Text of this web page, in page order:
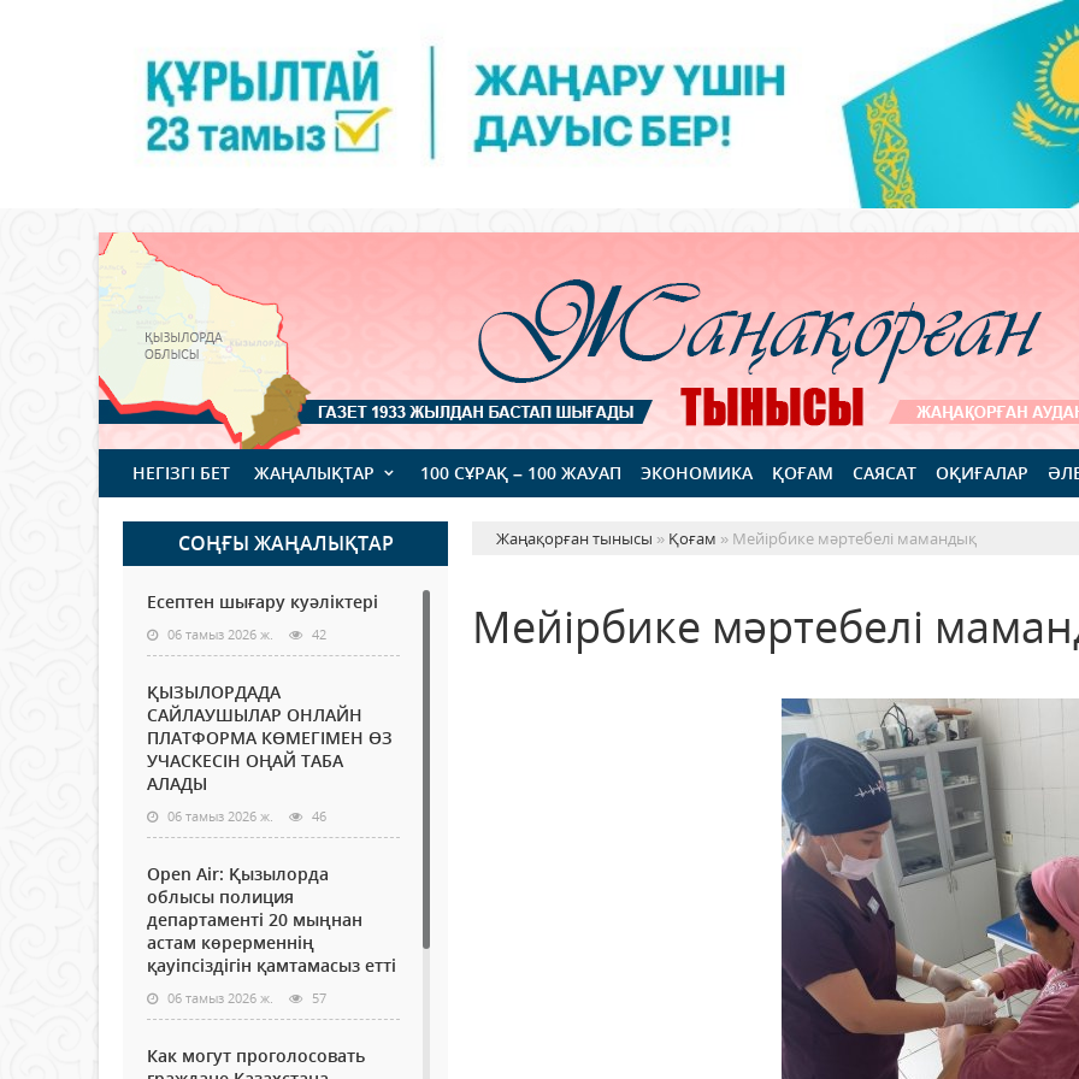
НЕГІЗГІ БЕТ ЖАҢАЛЫҚТАР 100 СҰРАҚ – 100 ЖАУАП ЭКОНОМИКА ҚОҒАМ САЯСАТ ОҚИҒАЛАР
СОҢҒЫ ЖАҢАЛЫҚТАР
Есептен шығару куәліктері
06 тамыз 2026 ж. 42
ҚЫЗЫЛОРДАДА
САЙЛАУШЫЛАР ОНЛАЙН
ПЛАТФОРМА КӨМЕГІМЕН ӨЗ
УЧАСКЕСІН ОҢАЙ ТАБА
АЛАДЫ
06 тамыз 2026 ж. 46
Open Air: Қызылорда
облысы полиция
департаменті 20 мыңнан
астам көрерменнің
қауіпсіздігін қамтамасыз етті
06 тамыз 2026 ж. 57
Как могут проголосовать
Жаңақорған тынысы » Қоғам » Мейірбике мәртебелі мамандық
Мейірбике мәртебелі